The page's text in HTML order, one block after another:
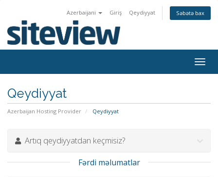
Azerbaijani Giriş Qeydiyyat Səbətə bax
Qeydiyyat
Azerbaijan Hosting Provider Qeydiyyat
Artıq qeydiyyatdan keçmisiz?
Fərdi məlumatlar